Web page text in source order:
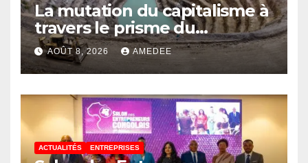
La mutation du capitalisme à
travers le prisme du
Continuisme : de l’économie
de l’extraction à l’économie
de la continuité
AOÛT 8, 2026 AMEDEE
ACTUALITÉS ENTREPRISES